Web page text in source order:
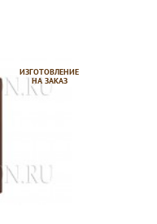
ИЗГОТОВЛЕНИЕ
НА ЗАКАЗ